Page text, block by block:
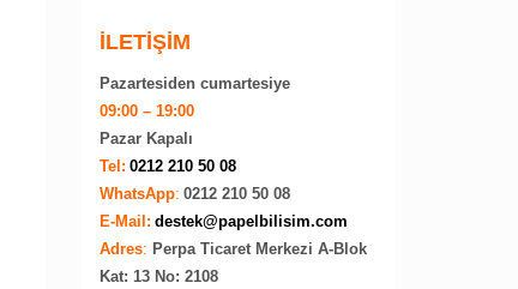
İLETİŞİM
Pazartesiden cumartesiye
09:00 – 19:00
Pazar Kapalı
Tel: 0212 210 50 08
WhatsApp: 0212 210 50 08
E-Mail: destek@papelbilisim.com
Adres: Perpa Ticaret Merkezi A-Blok
Kat: 13 No: 2108